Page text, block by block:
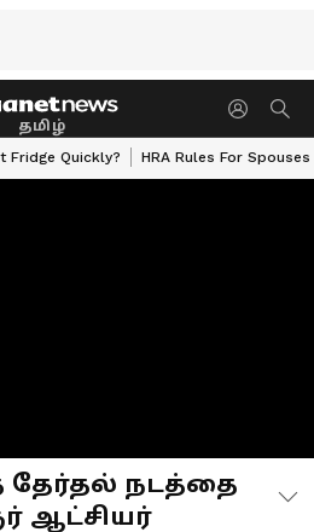
தமிழ்
Fridge Quickly? HRA Rules For Spouses
தேர்தல் நடத்தை
ஆட்சியர்